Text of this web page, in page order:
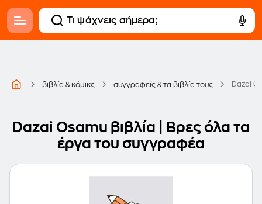
βιβλία & κόμικς συγγραφείς & τα βιβλία τους Dazai
Dazai Osamu βιβλία | Βρες όλα τα
έργα του συγγραφέα